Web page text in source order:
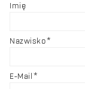
Imię
Nazwisko
E-Mail